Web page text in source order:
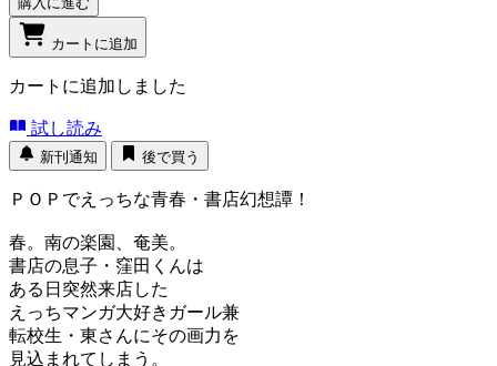
カートに追加
カートに追加しました
試し読み
新刊通知 後で買う
ＰＯＰでえっちな青春・書店幻想譚！
春。南の楽園、奄美。
書店の息子・窪田くんは
ある日突然来店した
えっちマンガ大好きガール兼
転校生・東さんにその画力を
見込まれてしまう。